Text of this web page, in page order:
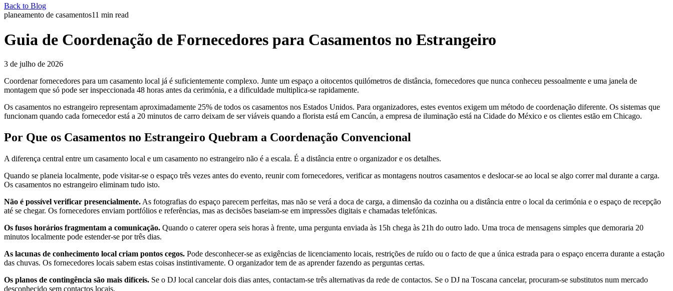
Back to Blog
planeamento de casamentos11 min read
Guia de Coordenação de Fornecedores para Casamentos no Estrangeiro
3 de julho de 2026
Coordenar fornecedores para um casamento local já é suficientemente complexo. Junte um espaço a oitocentos quilómetros de distância, fornecedores que nunca conheceu pessoalmente e uma janela de
montagem que só pode ser inspeccionada 48 horas antes da cerimónia, e a dificuldade multiplica-se rapidamente.
Os casamentos no estrangeiro representam aproximadamente 25% de todos os casamentos nos Estados Unidos. Para organizadores, estes eventos exigem um método de coordenação diferente. Os sistemas que
funcionam quando cada fornecedor está a 20 minutos de carro deixam de ser viáveis quando a florista está em Cancún, a empresa de iluminação está na Cidade do México e os clientes estão em Chicago.
Por Que os Casamentos no Estrangeiro Quebram a Coordenação Convencional
A diferença central entre um casamento local e um casamento no estrangeiro não é a escala. É a distância entre o organizador e os detalhes.
Quando se planeia localmente, pode visitar-se o espaço três vezes antes do evento, reunir com fornecedores, verificar as montagens noutros casamentos e deslocar-se ao local se algo correr mal durante a carga.
Os casamentos no estrangeiro eliminam tudo isto.
Não é possível verificar presencialmente. As fotografias do espaço parecem perfeitas, mas não se verá a doca de carga, a dimensão da cozinha ou a distância entre o local da cerimónia e o espaço de recepção
até se chegar. Os fornecedores enviam portfólios e referências, mas as decisões baseiam-se em impressões digitais e chamadas telefónicas.
Os fusos horários fragmentam a comunicação. Quando o caterer opera seis horas à frente, uma pergunta enviada às 15h chega às 21h do outro lado. Uma troca de mensagens simples que demoraria 20
minutos localmente pode estender-se por três dias.
As lacunas de conhecimento local criam pontos cegos. Pode desconhecer-se as exigências de licenciamento locais, restrições de ruído ou o facto de que a única estrada para o espaço encerra durante a estação
das chuvas. Os fornecedores locais sabem estas coisas instintivamente. O organizador tem de as aprender fazendo as perguntas certas.
Os planos de contingência são mais difíceis. Se o DJ local cancelar dois dias antes, contactam-se três alternativas da rede de contactos. Se o DJ na Toscana cancelar, procuram-se substitutos num mercado
desconhecido sem contactos locais.